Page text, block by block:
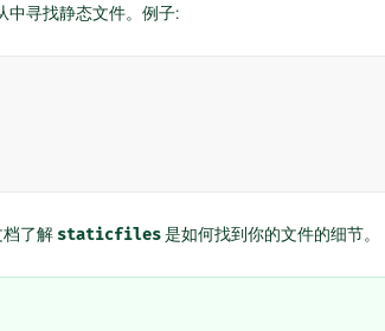
中寻找静态文件。例子:
了解 staticfiles是如何找到你的文件的细节。